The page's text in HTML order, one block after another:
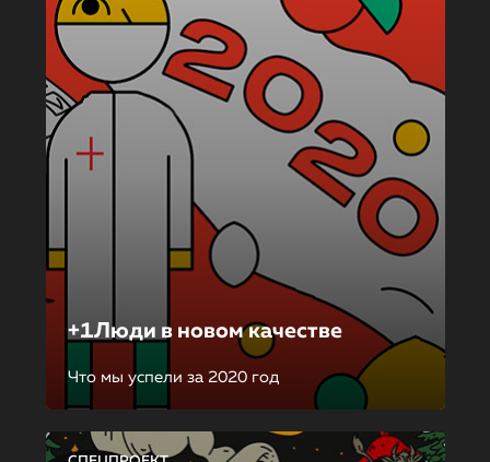
+1Люди в новом качестве
Что мы успели за 2020 год